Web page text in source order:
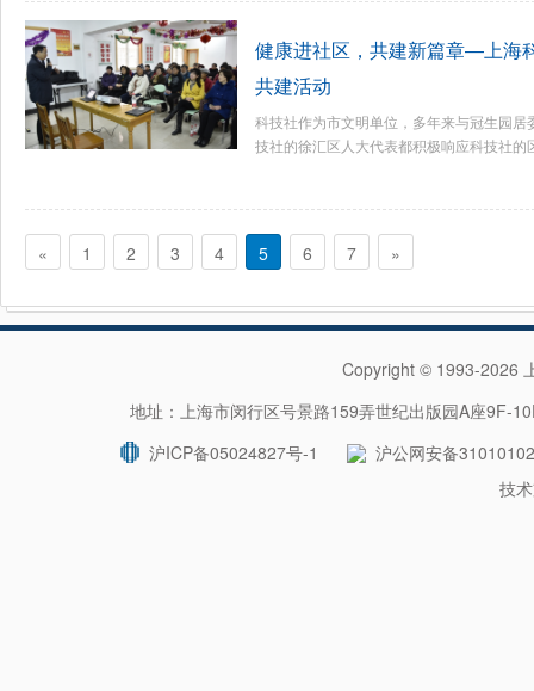
健康进社区，共建新篇章—上海
共建活动
科技社作为市文明单位，多年来与冠生园
技社的徐汇区人大代表都积极响应科技社的
« 1 2 3 4 5 6 7 »
Copyright © 1993-2026
地址：上海市闵行区号景路159弄世纪出版园A座
沪ICP备05024827号-1
沪公网安备
技